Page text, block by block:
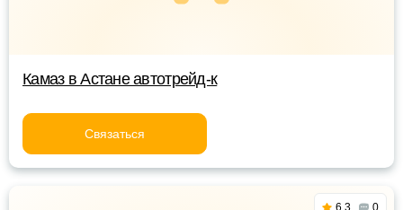
Камаз в Астане автотрейд-к
Связаться
6.3 0